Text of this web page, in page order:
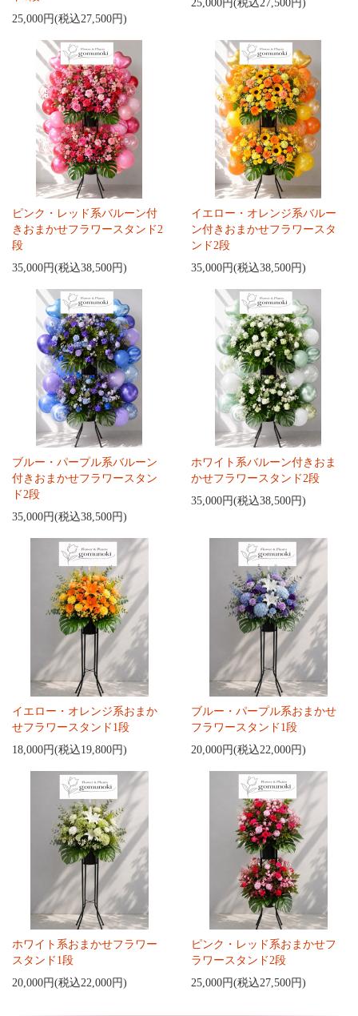
25,000円(税込27,500円)
25,000円(税込27,500円)
ピンク・レッド系バルーン付
きおまかせフラワースタンド2
段
35,000円(税込38,500円)
イエロー・オレンジ系バルー
ン付きおまかせフラワースタ
ンド2段
35,000円(税込38,500円)
ブルー・パープル系バルーン
付きおまかせフラワースタン
ド2段
35,000円(税込38,500円)
ホワイト系バルーン付きおま
かせフラワースタンド2段
35,000円(税込38,500円)
イエロー・オレンジ系おまか
せフラワースタンド1段
18,000円(税込19,800円)
ブルー・パープル系おまかせ
フラワースタンド1段
20,000円(税込22,000円)
ホワイト系おまかせフラワー
スタンド1段
20,000円(税込22,000円)
ピンク・レッド系おまかせフ
ラワースタンド2段
25,000円(税込27,500円)